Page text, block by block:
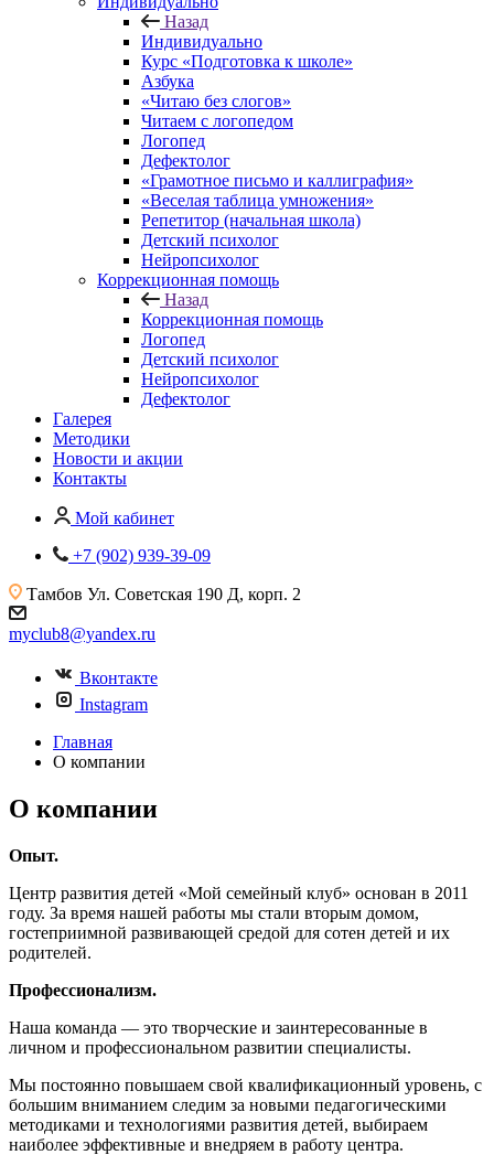
Назад
Индивидуально
Курс «Подготовка к школе»
Азбука
«Читаю без слогов»
Читаем с логопедом
Логопед
Дефектолог
«Грамотное письмо и каллиграфия»
«Веселая таблица умножения»
Репетитор (начальная школа)
Детский психолог
Нейропсихолог
Коррекционная помощь
Назад
Коррекционная помощь
Логопед
Детский психолог
Нейропсихолог
Дефектолог
Галерея
Методики
Новости и акции
Контакты
Мой кабинет
+7 (902) 939-39-09
Тамбов Ул. Советская 190 Д, корп. 2
myclub8@yandex.ru
Вконтакте
Instagram
Главная
О компании
О компании
Опыт.
Центр развития детей «Мой семейный клуб» основан в 2011
году. За время нашей работы мы стали вторым домом,
гостеприимной развивающей средой для сотен детей и их
родителей.
Профессионализм.
Наша команда — это творческие и заинтересованные в
личном и профессиональном развитии специалисты.
Мы постоянно повышаем свой квалификационный уровень, с
большим вниманием следим за новыми педагогическими
методиками и технологиями развития детей, выбираем
наиболее эффективные и внедряем в работу центра.